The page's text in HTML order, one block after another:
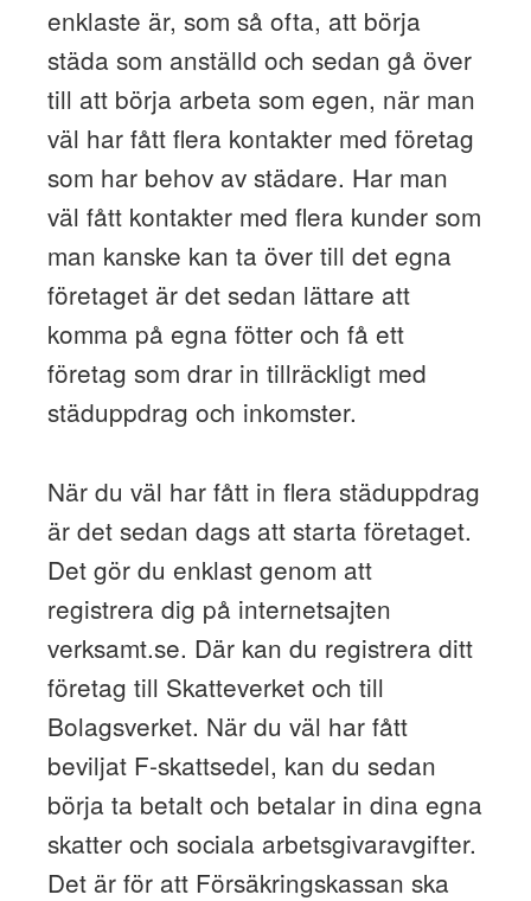
enklaste är, som så ofta, att börja
städa som anställd och sedan gå över
till att börja arbeta som egen, när man
väl har fått flera kontakter med företag
som har behov av städare. Har man
väl fått kontakter med flera kunder som
man kanske kan ta över till det egna
företaget är det sedan lättare att
komma på egna fötter och få ett
företag som drar in tillräckligt med
städuppdrag och inkomster.
När du väl har fått in flera städuppdrag
är det sedan dags att starta företaget.
Det gör du enklast genom att
registrera dig på internetsajten
verksamt.se. Där kan du registrera ditt
företag till Skatteverket och till
Bolagsverket. När du väl har fått
beviljat F-skattsedel, kan du sedan
börja ta betalt och betalar in dina egna
skatter och sociala arbetsgivaravgifter.
Det är för att Försäkringskassan ska